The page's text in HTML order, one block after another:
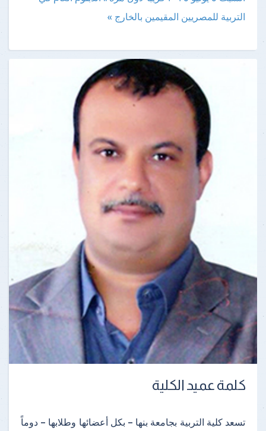
التربية للمصريين المقيمين بالخارج »
كلمة عميد الكلية
تسعد كلية التربية بجامعة بنها – بكل أعضائها وطلابها – دوماً